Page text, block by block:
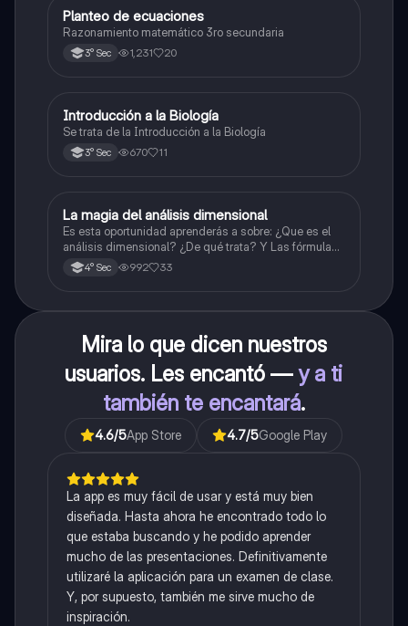
Matemáticas
Planteo de ecuaciones
Razonamiento matemático 3ro secundaria
3° Sec 1,231 20
Biología
Introducción a la Biología
Se trata de la Introducción a la Biología
3° Sec 670 11
Física
La magia del análisis dimensional
Es esta oportunidad aprenderás a sobre: ¿Que es el
análisis dimensional? ¿De qué trata? Y Las fórmulas
de las magnitudes fundamentales y derivadas.
4° Sec 992 33
Mira lo que dicen nuestros
usuarios. Les encantó —y a ti
también te encantará.
4.6/5App Store 4.7/5Google Play
La app es muy fácil de usar y está muy bien
diseñada. Hasta ahora he encontrado todo lo
que estaba buscando y he podido aprender
mucho de las presentaciones. Definitivamente
utilizaré la aplicación para un examen de clase.
Y, por supuesto, también me sirve mucho de
inspiración.